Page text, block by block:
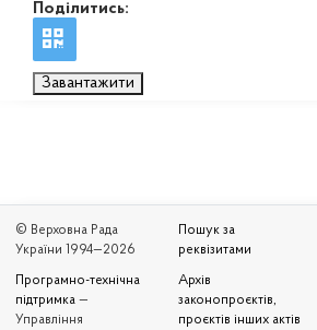
Поділитись:
Завантажити
© Верховна Рада
України 1994—2026
Програмно-технічна
підтримка —
Управління
Пошук за
реквізитами
Архів
законопроєктів,
проєктів інших актів